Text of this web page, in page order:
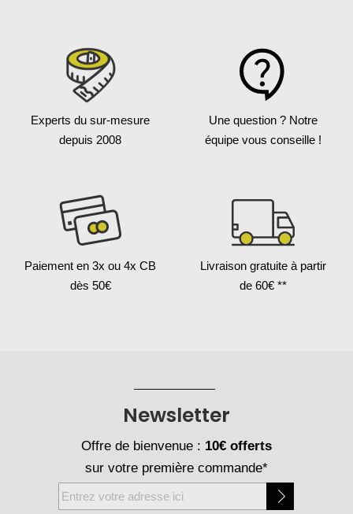
Experts du sur-mesure
depuis 2008
Une question ? Notre
équipe vous conseille !
Paiement en 3x ou 4x CB
dès 50€
Livraison gratuite à partir
de 60€ **
Newsletter
Offre de bienvenue : 10€ offerts
sur votre première commande*
Inscription
à